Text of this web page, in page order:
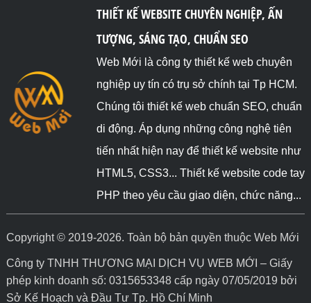
THIẾT KẾ WEBSITE CHUYÊN NGHIỆP, ẤN
TƯỢNG, SÁNG TẠO, CHUẨN SEO
Web Mới là công ty thiết kế web chuyên
nghiệp uy tín có trụ sở chính tại Tp HCM.
Chúng tôi thiết kế web chuẩn SEO, chuẩn
di động. Áp dụng những công nghệ tiên
tiến nhất hiện nay để thiết kế website như
HTML5, CSS3... Thiết kế website code tay
PHP theo yêu cầu giao diện, chức năng...
Copyright © 2019-2026. Toàn bộ bản quyền thuộc Web Mới
Công ty TNHH THƯƠNG MẠI DỊCH VỤ WEB MỚI – Giấy
phép kinh doanh số: 0315653348 cấp ngày 07/05/2019 bởi
Sở Kế Hoạch và Đầu Tư Tp. Hồ Chí Minh